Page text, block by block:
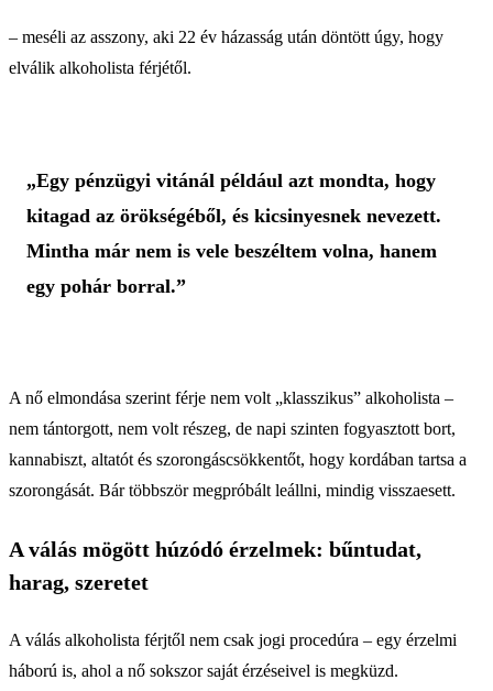
– meséli az asszony, aki 22 év házasság után döntött úgy, hogy
elválik alkoholista férjétől.
„Egy pénzügyi vitánál például azt mondta, hogy
kitagad az örökségéből, és kicsinyesnek nevezett.
Mintha már nem is vele beszéltem volna, hanem
egy pohár borral.”
A nő elmondása szerint férje nem volt „klasszikus” alkoholista –
nem tántorgott, nem volt részeg, de napi szinten fogyasztott bort,
kannabiszt, altatót és szorongáscsökkentőt, hogy kordában tartsa a
szorongását. Bár többször megpróbált leállni, mindig visszaesett.
A válás mögött húzódó érzelmek: bűntudat,
harag, szeretet
A válás alkoholista férjtől nem csak jogi procedúra – egy érzelmi
háború is, ahol a nő sokszor saját érzéseivel is megküzd.